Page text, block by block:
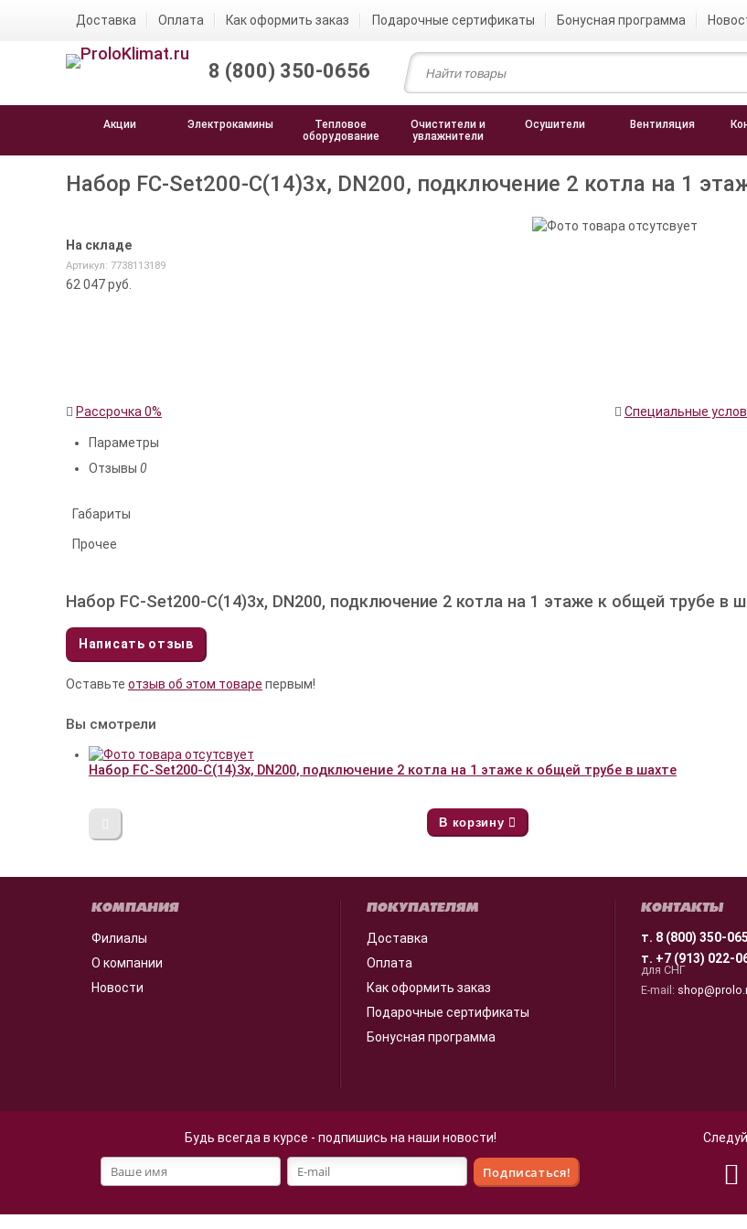
Доставка Оплата Как оформить заказ Подарочные сертификаты Бонусная программа
8 (800) 350-0656
Акции Электрокамины
Тепловое
оборудование
Очистители и
увлажнители
Осушители Вентиляция
Набор FC-Set200-C(14)3x, DN200, подключение 2 котла на 1
На складе
Артикул: 7738113189
62 047руб.
Рассрочка 0% Специальные
Параметры
Отзывы 0
Габариты
Прочее
Набор FC-Set200-C(14)3x, DN200, подключение 2 котла на 1 этаже к общей трубе в
Написать отзыв
Оставьте отзыв об этом товаре первым!
Вы смотрели
Набор FC-Set200-C(14)3x, DN200, подключение 2 котла на 1 этаже к общей трубе в шахте
В корзину
КОМПАНИЯ
Филиалы
О компании
Новости
ПОКУПАТЕЛЯМ
Доставка
Оплата
Как оформить заказ
Подарочные сертификаты
Бонусная программа
КОНТАКТЫ
т. 8 (800) 350-
т. +7 (913) 022-
для СНГ
E-mail:
Будь всегда в курсе - подпишись на наши новости!